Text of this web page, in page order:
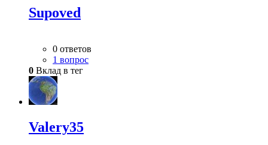
Supoved
0 ответов
1 вопрос
0 Вклад в тег
Valery35